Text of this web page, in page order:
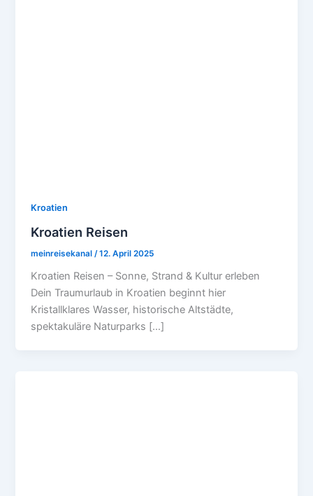
Kroatien
Kroatien Reisen
meinreisekanal /12. April 2025
Kroatien Reisen – Sonne, Strand & Kultur erleben
Dein Traumurlaub in Kroatien beginnt hier
Kristallklares Wasser, historische Altstädte,
spektakuläre Naturparks […]